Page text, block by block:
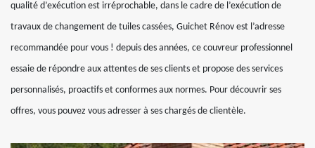
qualité d’exécution est irréprochable, dans le cadre de l’exécution de
travaux de changement de tuiles cassées, Guichet Rénov est l’adresse
recommandée pour vous ! depuis des années, ce couvreur professionnel
essaie de répondre aux attentes de ses clients et propose des services
personnalisés, proactifs et conformes aux normes. Pour découvrir ses
offres, vous pouvez vous adresser à ses chargés de clientèle.